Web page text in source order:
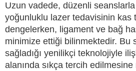
Uzun vadede, düzenli
yoğunluklu lazer tedavisinin kas
dengelerken, ligament ve bağ
minimize ettiği bilinmektedir. Bu
sağladığı yenilikçi teknolojiyle
alanında sıkça tercih edilmesine